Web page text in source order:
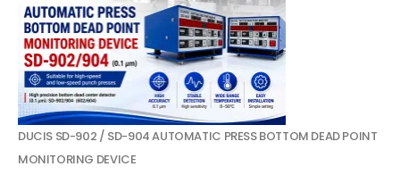
DUCIS SD-902 / SD-904 AUTOMATIC PRESS BOTTOM DEAD POINT
MONITORING DEVICE